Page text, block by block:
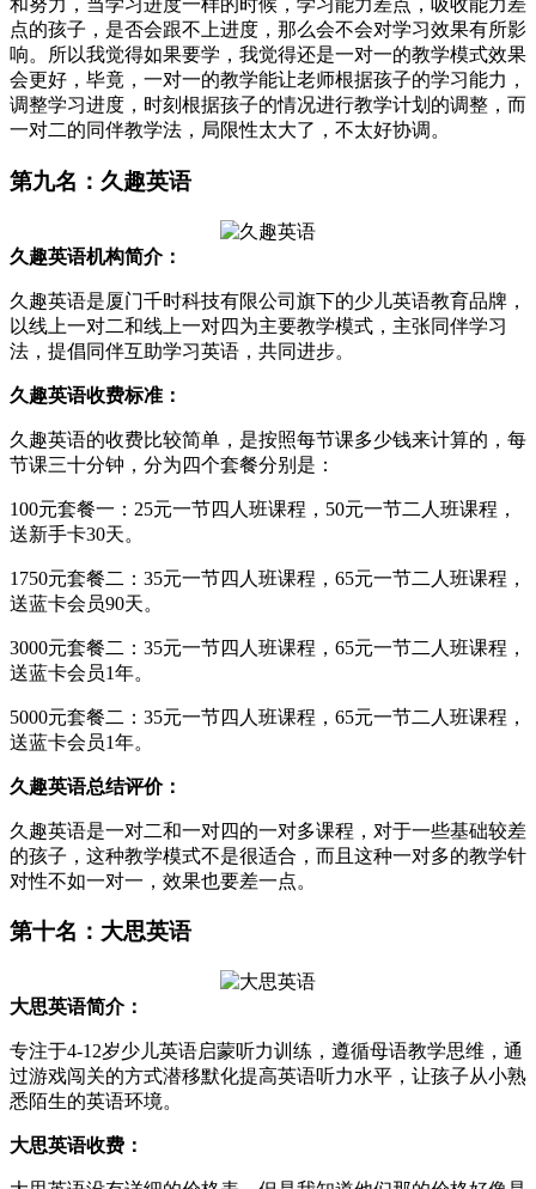
和努力，当学习进度一样的时候，学习能力差点，吸收能力差
点的孩子，是否会跟不上进度，那么会不会对学习效果有所影
响。所以我觉得如果要学，我觉得还是一对一的教学模式效果
会更好，毕竟，一对一的教学能让老师根据孩子的学习能力，
调整学习进度，时刻根据孩子的情况进行教学计划的调整，而
一对二的同伴教学法，局限性太大了，不太好协调。
第九名：久趣英语
久趣英语机构简介：
久趣英语是厦门千时科技有限公司旗下的少儿英语教育品牌，
以线上一对二和线上一对四为主要教学模式，主张同伴学习
法，提倡同伴互助学习英语，共同进步。
久趣英语收费标准：
久趣英语的收费比较简单，是按照每节课多少钱来计算的，每
节课三十分钟，分为四个套餐分别是：
100元套餐一：25元一节四人班课程，50元一节二人班课程，
送新手卡30天。
1750元套餐二：35元一节四人班课程，65元一节二人班课程，
送蓝卡会员90天。
3000元套餐二：35元一节四人班课程，65元一节二人班课程，
送蓝卡会员1年。
5000元套餐二：35元一节四人班课程，65元一节二人班课程，
送蓝卡会员1年。
久趣英语总结评价：
久趣英语是一对二和一对四的一对多课程，对于一些基础较差
的孩子，这种教学模式不是很适合，而且这种一对多的教学针
对性不如一对一，效果也要差一点。
第十名：大思英语
大思英语简介：
专注于4-12岁少儿英语启蒙听力训练，遵循母语教学思维，通
过游戏闯关的方式潜移默化提高英语听力水平，让孩子从小熟
悉陌生的英语环境。
大思英语收费：